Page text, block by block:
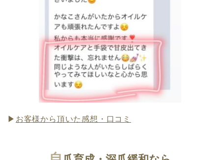
▶ お客様から頂いた感想・口コミ